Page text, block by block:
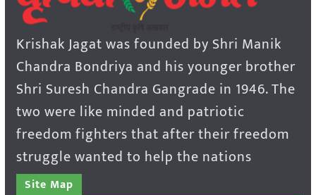
Krishak Jagat was founded by Shri Manik
Chandra Bondriya and his younger brother
Shri Suresh Chandra Gangrade in 1946. The
two were like minded and patriotic
freedom fighters that after their freedom
struggle wanted to help the nations
Site Map